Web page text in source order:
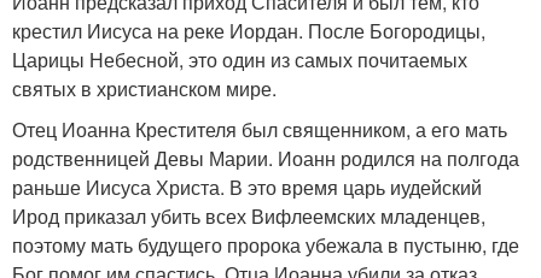
крестил Иисуса на реке Иордан. После Богородицы,
Царицы Небесной, это один из самых почитаемых
святых в христианском мире.
Отец Иоанна Крестителя был священником, а его мать
родственницей Девы Марии. Иоанн родился на полгода
раньше Иисуса Христа. В это время царь иудейский
Ирод приказал убить всех Вифлеемских младенцев,
поэтому мать будущего пророка убежала в пустыню, где